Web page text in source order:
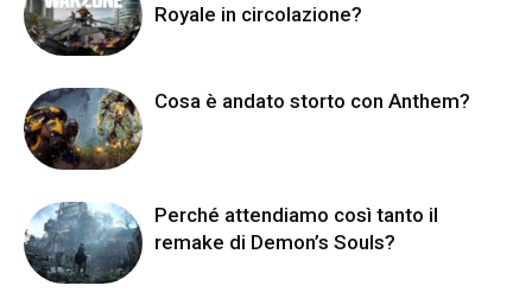
Royale in circolazione?
Cosa è andato storto con Anthem?
Perché attendiamo così tanto il
remake di Demon’s Souls?